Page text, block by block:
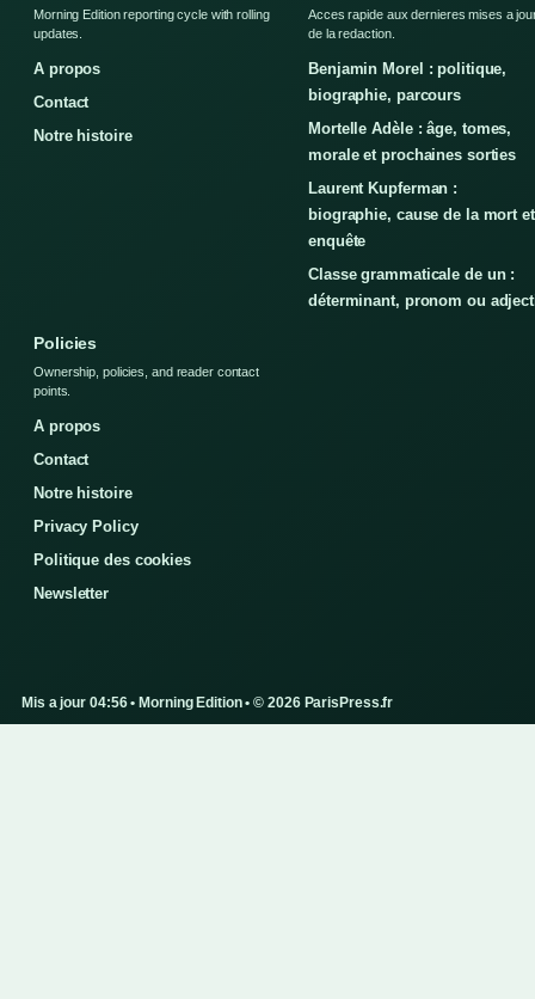
Morning Edition reporting cycle with rolling
updates.
A propos
Contact
Notre histoire
Acces rapide aux dernieres mises a
de la redaction.
Benjamin Morel : politique,
biographie, parcours
Mortelle Adèle : âge, tomes,
morale et prochaines sorties
Laurent Kupferman :
biographie, cause de la mort et
enquête
Classe grammaticale de un :
déterminant, pronom ou
Policies
Ownership, policies, and reader contact
points.
A propos
Contact
Notre histoire
Privacy Policy
Politique des cookies
Newsletter
Mis a jour 04:56 • Morning Edition • © 2026 ParisPress.fr